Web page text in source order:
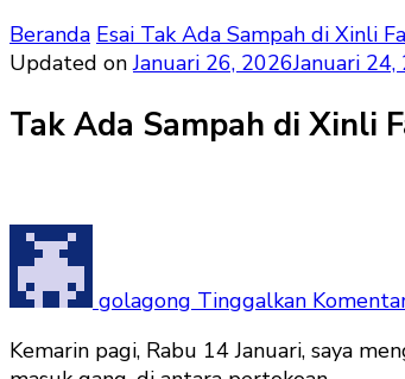
Beranda Esai Tak Ada Sampah di Xinli
Updated onJanuari 26, 2026Januari 24,
Tak Ada Sampah di Xinli
golagong Tinggalkan
Kemarin pagi, Rabu 14 Januari, saya